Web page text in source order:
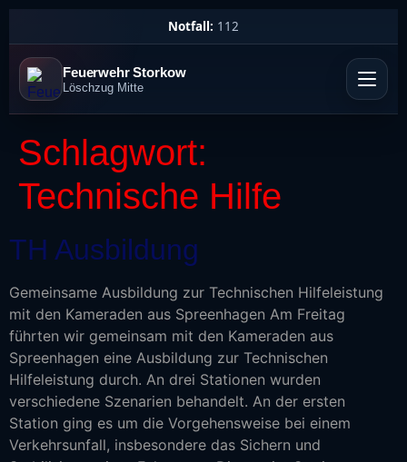
Notfall: 112
Feuerwehr Storkow
Löschzug Mitte
Schlagwort:
Technische Hilfe
TH Ausbildung
Gemeinsame Ausbildung zur Technischen Hilfeleistung
mit den Kameraden aus Spreenhagen Am Freitag
führten wir gemeinsam mit den Kameraden aus
Spreenhagen eine Ausbildung zur Technischen
Hilfeleistung durch. An drei Stationen wurden
verschiedene Szenarien behandelt. An der ersten
Station ging es um die Vorgehensweise bei einem
Verkehrsunfall, insbesondere das Sichern und